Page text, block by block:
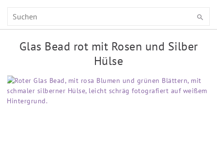
Glas Bead rot mit Rosen und Silber
Hülse